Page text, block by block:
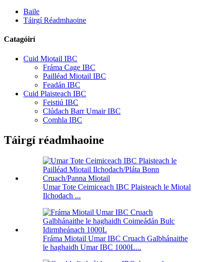
Baile
Táirgí Réadmhaoine
Catagóirí
Cuid Miotail IBC
Fráma Cage IBC
Pailléad Miotail IBC
Feadán IBC
Cuid Plaisteach IBC
Feistiú IBC
Clúdach Barr Umair IBC
Comhla IBC
Táirgí réadmhaoine
Umar Tote Ceimiceach IBC Plaisteach le Miotal
Ilchodach ...
Fráma Miotail Umar IBC Cruach Galbhánaithe
le haghaidh Umar IBC 1000L...